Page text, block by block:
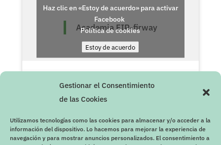
Gestionar el Consentimiento
de las Cookies
Utilizamos tecnologías como las cookies para almacenar y/o acceder a la
información del dispositivo. Lo hacemos para mejorar la experiencia de
navegación y para mostrar anuncios personalizados. El consentimiento a
Academia FIR-firway
Haz clic en «Estoy de acuerdo» para activar
Facebook
Política de cookies
Estoy de acuerdo